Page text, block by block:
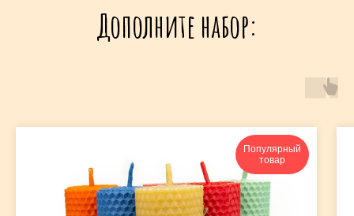
Дополните набор:
Популярный
товар